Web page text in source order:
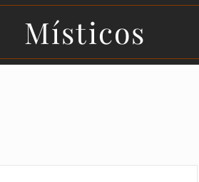
Místicos